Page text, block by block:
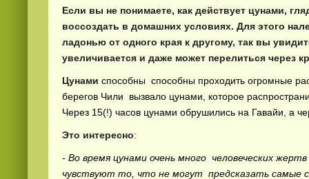
Если вы не понимаете, как действует цунами,
воссоздать в домашних условиях. Для этого
ладонью от одного края к другому, так вы
увеличивается и даже может перелиться через
Цунами способны способны проходить огромные
берегов Чили вызвало цунами, которое
Через 15(!) часов цунами обрушились на Гавайи, а
Это интересно:
- Во время цунами очень много человеческих
чувствуют то, что не могут предсказать самые
Смотреть видеоhd онлайн